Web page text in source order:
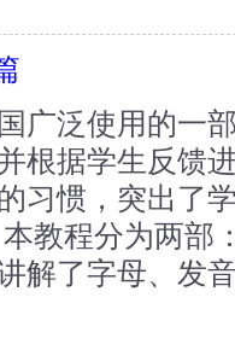
广泛使用的一
根据学生反馈
习惯，突出了
教程分为两部
解了字母、发